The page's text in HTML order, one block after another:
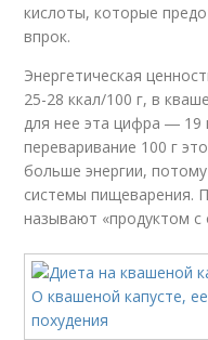
кислоты, которые
впрок.
Энергетическая
25-28 ккал/100 г, в
для нее эта цифра ― 19
переваривание 100 г
больше энергии,
системы пищеварения.
называют «продуктом с